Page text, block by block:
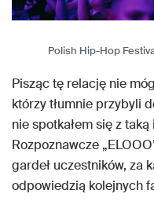
Polish Hip-Hop
Pisząc tę relację nie
którzy tłumnie przybyli
nie spotkałem się z
Rozpoznawcze
gardeł uczestników, za
odpowiedzią kolejnych